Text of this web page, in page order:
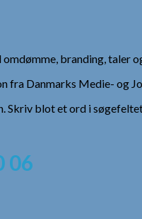
branding, taler
Danmarks Medie- og
blot et ord i
06